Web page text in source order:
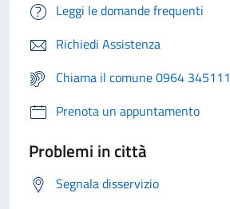
Leggi le domande frequenti
Richiedi Assistenza
Chiama il comune 0964 345111
Prenota un appuntamento
Problemi in città
Segnala disservizio